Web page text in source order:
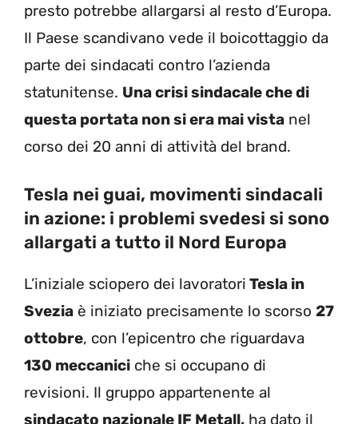
presto potrebbe allargarsi al resto d’Europa.
Il Paese scandivano vede il boicottaggio da
parte dei sindacati contro l’azienda
statunitense. Una crisi sindacale che di
questa portata non si era mai vista nel
corso dei 20 anni di attività del brand.
Tesla nei guai, movimenti sindacali
in azione: i problemi svedesi si sono
allargati a tutto il Nord Europa
L’iniziale sciopero dei lavoratori Tesla in
Svezia è iniziato precisamente lo scorso 27
ottobre, con l’epicentro che riguardava
130 meccanici che si occupano di
revisioni. Il gruppo appartenente al
sindacato nazionale IF Metall, ha dato il